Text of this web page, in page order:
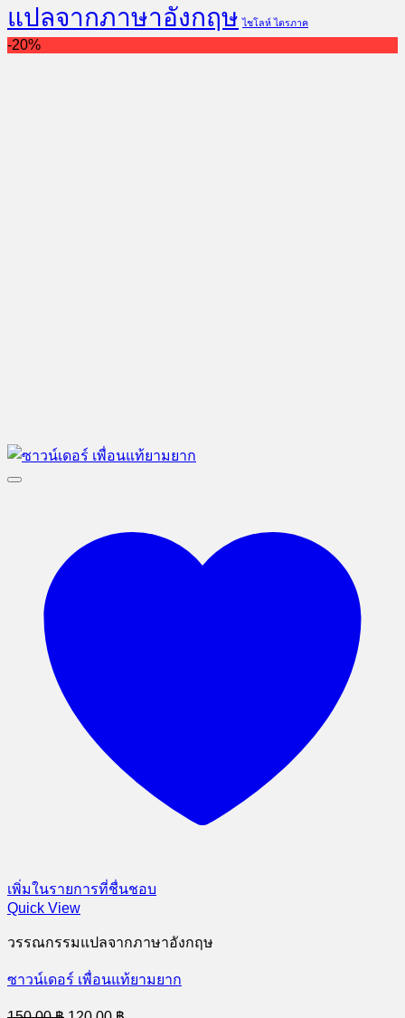
แปลจากภาษาอังกฤษ ไชโลห์ ไตรภาค
-20%
เพิ่มในรายการที่ชื่นชอบ
Quick View
วรรณกรรมแปลจากภาษาอังกฤษ
ซาวน์เดอร์ เพื่อนแท้ยามยาก
Original